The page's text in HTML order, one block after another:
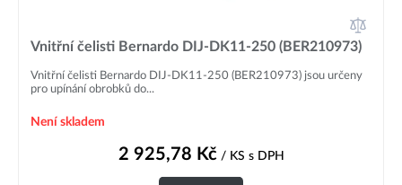
Vnitřní čelisti Bernardo DIJ-DK11-250 (BER210973)
Vnitřní čelisti Bernardo DIJ-DK11-250 (BER210973) jsou určeny
pro upínání obrobků do...
Není skladem
2 925,78 Kč/ KS s DPH